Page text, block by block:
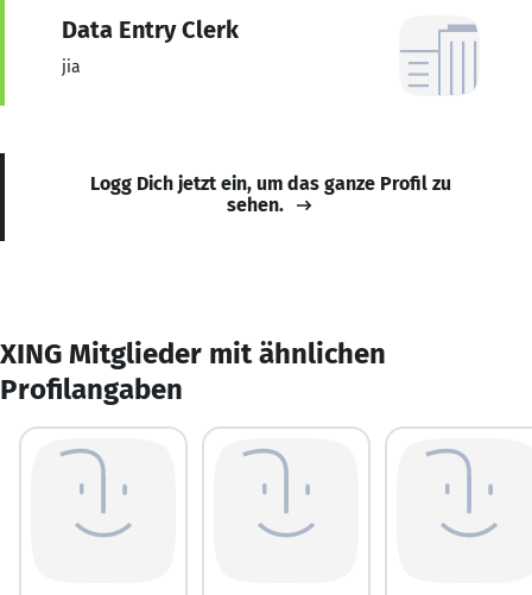
Data Entry Clerk
jia
Logg Dich jetzt ein, um das ganze Profil zu
sehen.
XING Mitglieder mit ähnlichen
Profilangaben